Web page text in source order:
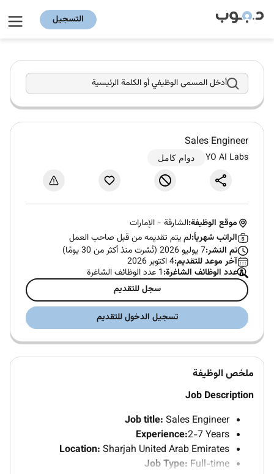
التسجيل
أدخل المسمى الوظيفي أو الكلمة الرئيسية
Sales Engineer
YO AI Labs دوام كامل
موقع الوظيفة:الشارقة - الإمارات
الراتب شهرياً:لم يتم تقديمه من قبل صاحب العمل
تم النشر:7 يوليو 2026 (نُشرت منذ أكثر من 30 يومًا)
آخر موعد للتقديم:4 اكتوبر 2026
عدد الوظائف الشاغرة:1 عدد الوظائف الشاغرة
سجل للتقديم
تسجيل الدخول للتقديم
ملخص الوظيفة
Job Description
Job title: Sales Engineer
Experience:2-7 Years
Location: Sharjah United Arab Emirates
Job Type: Full-time